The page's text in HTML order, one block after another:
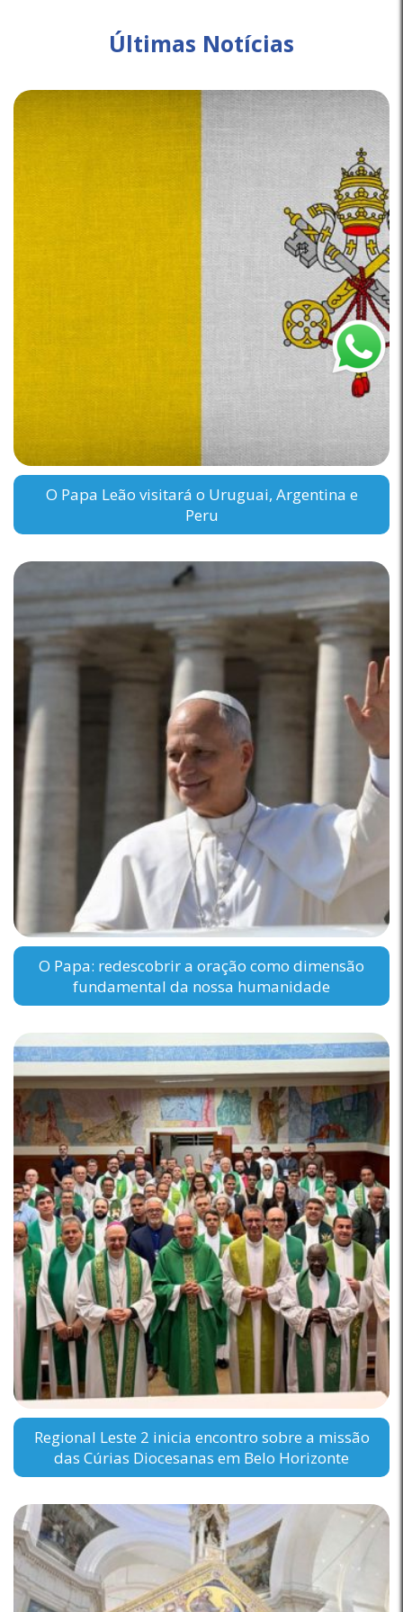
Últimas Notícias
O Papa Leão visitará o Uruguai, Argentina e
Peru
O Papa: redescobrir a oração como dimensão
fundamental da nossa humanidade
Regional Leste 2 inicia encontro sobre a missão
das Cúrias Diocesanas em Belo Horizonte